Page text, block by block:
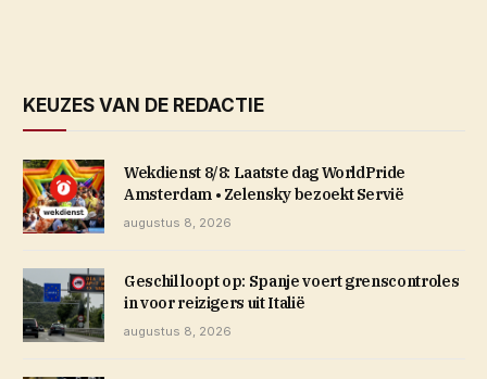
KEUZES VAN DE REDACTIE
Wekdienst 8/8: Laatste dag WorldPride
Amsterdam • Zelensky bezoekt Servië
augustus 8, 2026
Geschil loopt op: Spanje voert grenscontroles
in voor reizigers uit Italië
augustus 8, 2026